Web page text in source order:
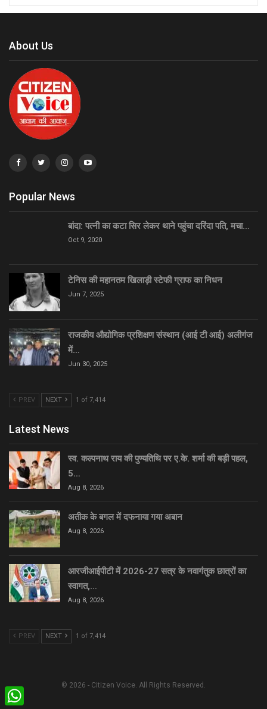
About Us
Popular News
बांदा: पत्नी का कटा सिर लेकर थाने पहुंचा दरिंदा पति, मचा…
Oct 9, 2020
टेनिस की महानतम खिलाड़ी स्टेफी ग्राफ का निधन
Jun 7, 2025
राजकीय औद्योगिक प्रशिक्षण संस्थान (आई टी आई) अलीगंज
में…
Jun 30, 2025
PREV NEXT 1 of 7,414
Latest News
स्व. कल्पनाथ राय की पुण्यतिथि पर ए.के. शर्मा की बड़ी पहल,
5…
Aug 8, 2026
अतीक के बगल में दफनाया गया अबान
Aug 8, 2026
आरजीआईपीटी में 2026-27 सत्र के नवागंतुक छात्रों का
स्वागत,…
Aug 8, 2026
PREV NEXT 1 of 7,414
© 2026 - Citizen Voice. All Rights Reserved.